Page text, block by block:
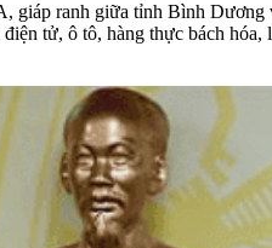
giáp ranh giữa tỉnh Bình
tử, ô tô, hàng thực bách